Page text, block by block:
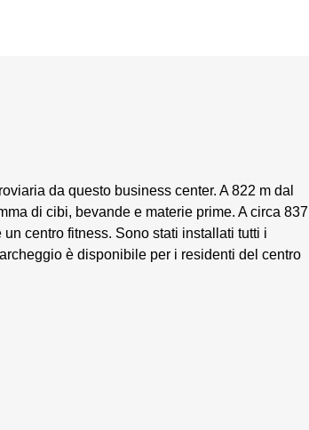
da questo business center. A 822 m dal
di cibi, bevande e materie prime. A circa 837
centro fitness. Sono stati installati tutti i
è disponibile per i residenti del centro